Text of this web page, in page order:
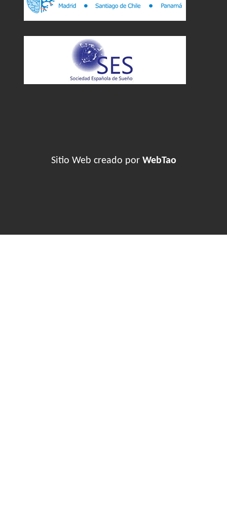
Sitio Web creado por WebTao